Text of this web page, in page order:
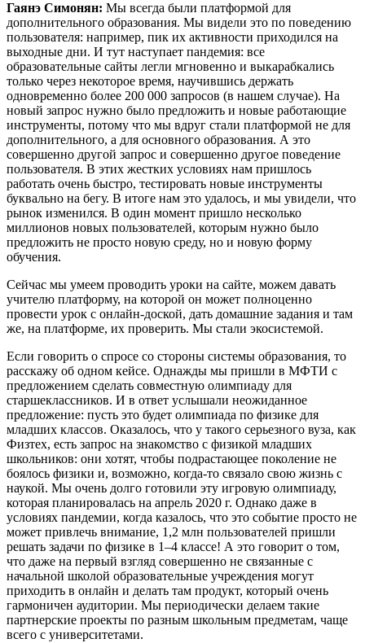
Гаянэ Симонян: Мы всегда были платформой для
дополнительного образования. Мы видели это по поведению
пользователя: например, пик их активности приходился на
выходные дни. И тут наступает пандемия: все
образовательные сайты легли мгновенно и выкарабкались
только через некоторое время, научившись держать
одновременно более 200 000 запросов (в нашем случае). На
новый запрос нужно было предложить и новые работающие
инструменты, потому что мы вдруг стали платформой не для
дополнительного, а для основного образования. А это
совершенно другой запрос и совершенно другое поведение
пользователя. В этих жестких условиях нам пришлось
работать очень быстро, тестировать новые инструменты
буквально на бегу. В итоге нам это удалось, и мы увидели, что
рынок изменился. В один момент пришло несколько
миллионов новых пользователей, которым нужно было
предложить не просто новую среду, но и новую форму
обучения.
Сейчас мы умеем проводить уроки на сайте, можем давать
учителю платформу, на которой он может полноценно
провести урок с онлайн-доской, дать домашние задания и там
же, на платформе, их проверить. Мы стали экосистемой.
Если говорить о спросе со стороны системы образования, то
расскажу об одном кейсе. Однажды мы пришли в МФТИ с
предложением сделать совместную олимпиаду для
старшеклассников. И в ответ услышали неожиданное
предложение: пусть это будет олимпиада по физике для
младших классов. Оказалось, что у такого серьезного вуза, как
Физтех, есть запрос на знакомство с физикой младших
школьников: они хотят, чтобы подрастающее поколение не
боялось физики и, возможно, когда-то связало свою жизнь с
наукой. Мы очень долго готовили эту игровую олимпиаду,
которая планировалась на апрель 2020 г. Однако даже в
условиях пандемии, когда казалось, что это событие просто не
может привлечь внимание, 1,2 млн пользователей пришли
решать задачи по физике в 1–4 классе! А это говорит о том,
что даже на первый взгляд совершенно не связанные с
начальной школой образовательные учреждения могут
приходить в онлайн и делать там продукт, который очень
гармоничен аудитории. Мы периодически делаем такие
партнерские проекты по разным школьным предметам, чаще
всего с университетами.